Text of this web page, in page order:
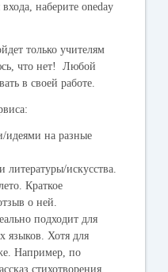
наберите oneday
только учителям
что нет! Любой
в своей работе.
идеями на разные
искусства.
Краткое
о ней.
подходит для
языков. Хотя для
Например, по
стихотворения,